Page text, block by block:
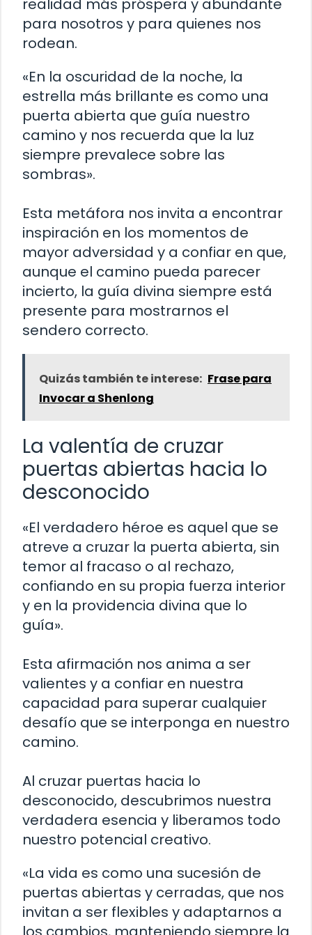
realidad más próspera y abundante
para nosotros y para quienes nos
rodean.
«En la oscuridad de la noche, la
estrella más brillante es como una
puerta abierta que guía nuestro
camino y nos recuerda que la luz
siempre prevalece sobre las
sombras».
Esta metáfora nos invita a encontrar
inspiración en los momentos de
mayor adversidad y a confiar en que,
aunque el camino pueda parecer
incierto, la guía divina siempre está
presente para mostrarnos el
sendero correcto.
Quizás también te interese: Frase para
Invocar a Shenlong
La valentía de cruzar
puertas abiertas hacia lo
desconocido
«El verdadero héroe es aquel que se
atreve a cruzar la puerta abierta, sin
temor al fracaso o al rechazo,
confiando en su propia fuerza interior
y en la providencia divina que lo
guía».
Esta afirmación nos anima a ser
valientes y a confiar en nuestra
capacidad para superar cualquier
desafío que se interponga en nuestro
camino.
Al cruzar puertas hacia lo
desconocido, descubrimos nuestra
verdadera esencia y liberamos todo
nuestro potencial creativo.
«La vida es como una sucesión de
puertas abiertas y cerradas, que nos
invitan a ser flexibles y adaptarnos a